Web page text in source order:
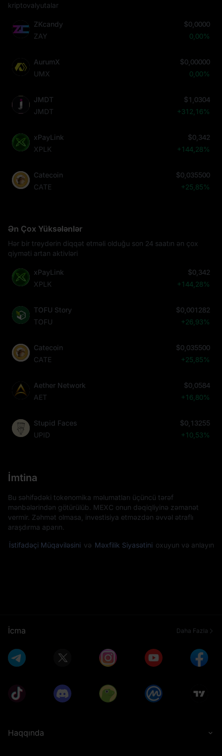
kriptovalyutalar
ZKcandy
ZAY
$0,0000
0,00%
AurumX
UMX
$0,00000
0,00%
JMDT
JMDT
$1,0304
+312,16%
xPayLink
XPLK
$0,342
+144,28%
Catecoin
CATE
$0,035500
+25,85%
Ən Çox Yüksələnlər
Hər bir treyderin diqqət etməli olduğu son 24 saatın ən çox
qiyməti artan aktivləri
xPayLink
XPLK
$0,342
+144,28%
TOFU Story
TOFU
$0,001282
+26,93%
Catecoin
CATE
$0,035500
+25,85%
Aether Network
AET
$0,0584
+16,80%
Stupid Faces
UPID
$0,13255
+10,53%
İmtina
Bu səhifədəki tokenomika məlumatları üçüncü tərəf
mənbələrindən götürülüb. MEXC onun dəqiqliyinə zəmanət
vermir. Zəhmət olmasa, investisiya etməzdən əvvəl ətraflı
araşdırma aparın.
İstifadəçi Müqaviləsini və Məxfilik Siyasətini oxuyun və anlayın
İcma Daha Fazla
Haqqında